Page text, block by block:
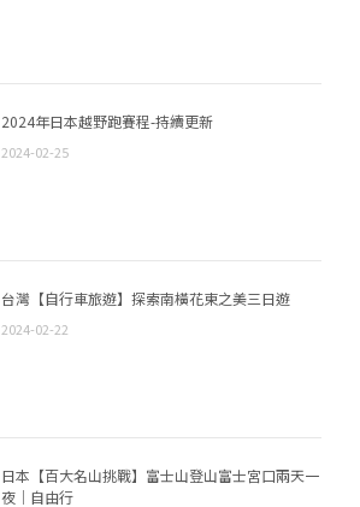
2024年日本越野跑賽程-持續更新
2024-02-25
台灣【自行車旅遊】探索南橫花東之美三日遊
2024-02-22
日本【百大名山挑戰】富士山登山富士宮口兩天一
夜｜自由行